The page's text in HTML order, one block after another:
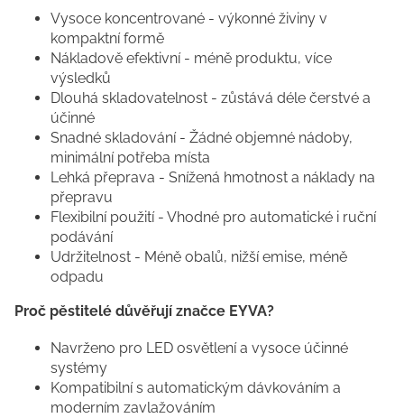
Vysoce koncentrované - výkonné živiny v
kompaktní formě
Nákladově efektivní - méně produktu, více
výsledků
Dlouhá skladovatelnost - zůstává déle čerstvé a
účinné
Snadné skladování - Žádné objemné nádoby,
minimální potřeba místa
Lehká přeprava - Snížená hmotnost a náklady na
přepravu
Flexibilní použití - Vhodné pro automatické i ruční
podávání
Udržitelnost - Méně obalů, nižší emise, méně
odpadu
Proč pěstitelé důvěřují značce EYVA?
Navrženo pro LED osvětlení a vysoce účinné
systémy
Kompatibilní s automatickým dávkováním a
moderním zavlažováním